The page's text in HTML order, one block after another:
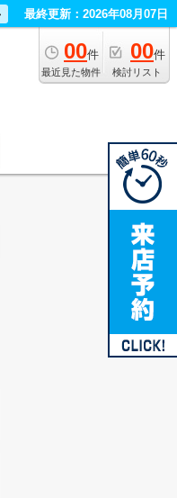
最終更新：2026年08月07日
00件
最近見た物件
00件
検討リスト